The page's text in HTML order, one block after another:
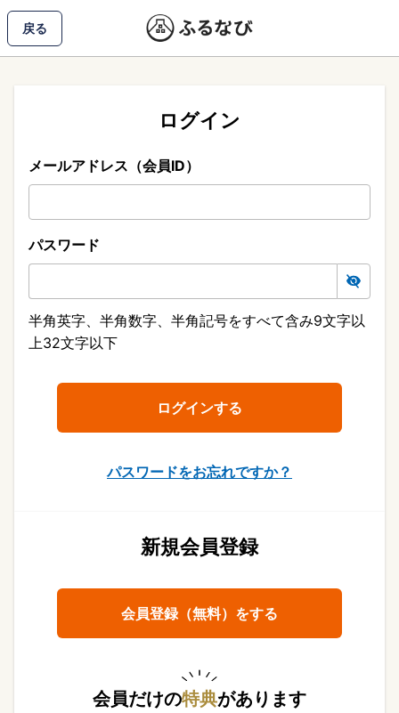
戻る
ログイン
メールアドレス（会員ID）
パスワード
半角英字、半角数字、半角記号をすべて含み9文字以
上32文字以下
パスワードをお忘れですか？
新規会員登録
会員登録（無料）をする
会員だけの特典があります